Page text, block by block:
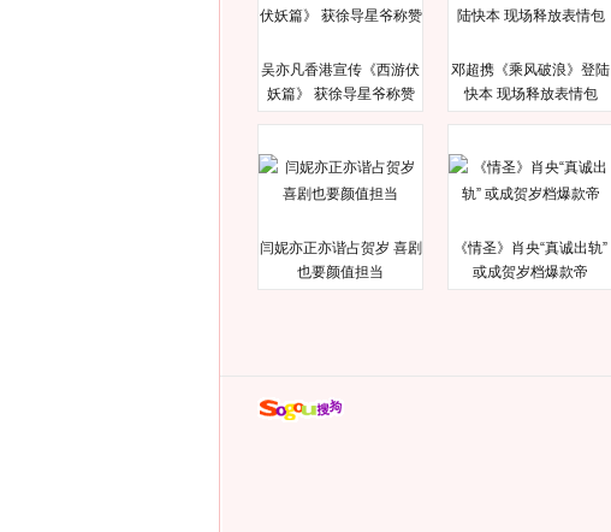
吴亦凡香港宣传《西游伏
妖篇》 获徐导星爷称赞
邓超携《乘风破浪》登陆
快本 现场释放表情包
闫妮亦正亦谐占贺岁 喜剧
也要颜值担当
《情圣》肖央“真诚出轨”
或成贺岁档爆款帝